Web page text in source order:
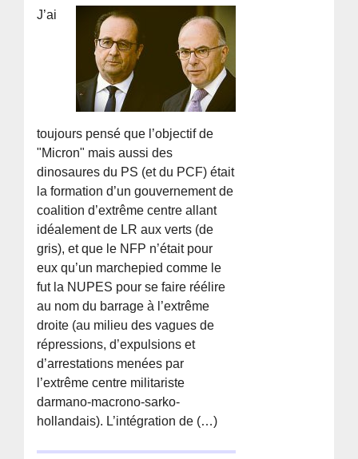
J’ai
toujours pensé que l’objectif de
"Micron" mais aussi des
dinosaures du PS (et du PCF) était
la formation d’un gouvernement de
coalition d’extrême centre allant
idéalement de LR aux verts (de
gris), et que le NFP n’était pour
eux qu’un marchepied comme le
fut la NUPES pour se faire réélire
au nom du barrage à l’extrême
droite (au milieu des vagues de
répressions, d’expulsions et
d’arrestations menées par
l’extrême centre militariste
darmano-macrono-sarko-
hollandais). L’intégration de (…)